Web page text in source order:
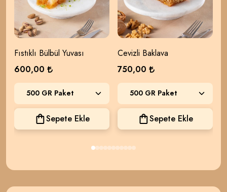
Fıstıklı Bülbül Yuvası
600,00
Sepete Ekle
Cevizli Baklava
750,00
Sepete Ekle